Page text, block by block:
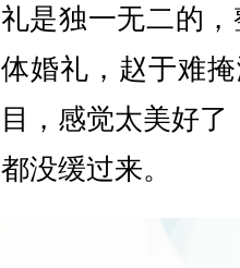
礼是独一无二的
体婚礼，赵于难
目，感觉太美好
都没缓过来。